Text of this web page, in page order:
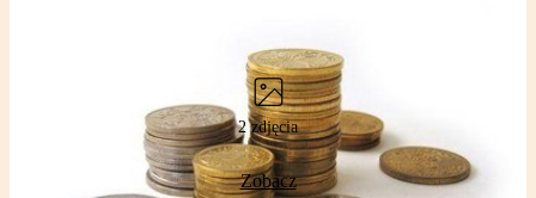
2 zdjęcia
Zobacz